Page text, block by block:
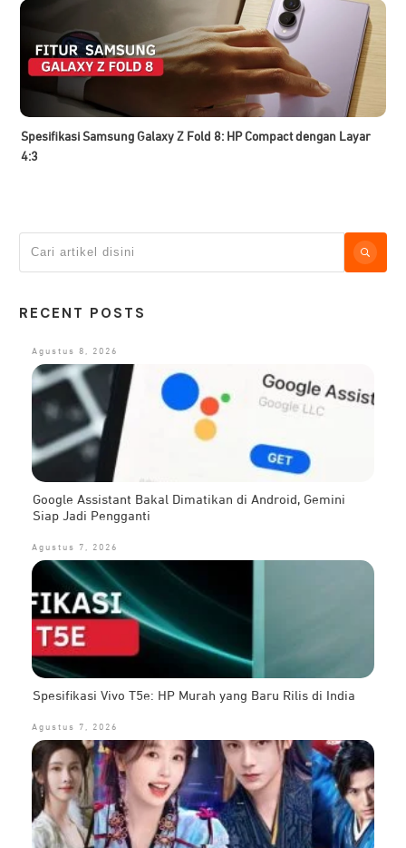
Spesifikasi Samsung Galaxy Z Fold 8: HP Compact dengan Layar
4:3
RECENT POSTS
Agustus 8, 2026
Google Assistant Bakal Dimatikan di Android, Gemini
Siap Jadi Pengganti
Agustus 7, 2026
Spesifikasi Vivo T5e: HP Murah yang Baru Rilis di India
Agustus 7, 2026